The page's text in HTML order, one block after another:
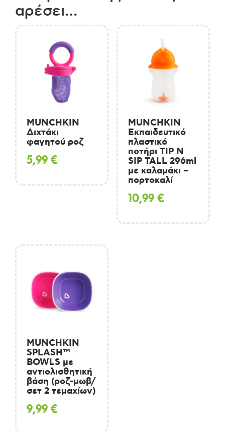
αρέσει…
MUNCHKIN
Διχτάκι
φαγητού ροζ
5,99€
MUNCHKIN
Εκπαιδευτικό
πλαστικό
ποτήρι TIP N
SIP TALL 296ml
με καλαμάκι –
πορτοκαλί
10,99€
MUNCHKIN
SPLASH™
BOWLS με
αντιολισθητική
βάση (ροζ-μωβ/
σετ 2 τεμαχίων)
9,99€